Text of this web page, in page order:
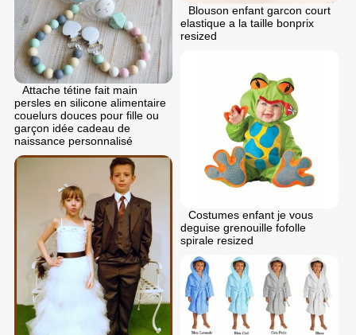
Blouson enfant garcon court
elastique a la taille bonprix
resized
Attache tétine fait main
persles en silicone alimentaire
couelurs douces pour fille ou
garçon idée cadeau de
naissance personnalisé
Costumes enfant je vous
deguise grenouille fofolle
spirale resized